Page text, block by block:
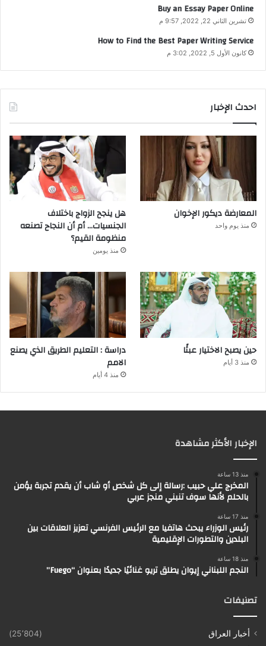
Buy an Essay Paper Online
تشرين الثاني 22, 2022, 9:57 م
How to Find the Best Paper Writing Service
كانون الأول 5, 2022, 3:02 م
احدث الإخبار
المعارضة ديكور الإخوان
منذ يوم واحد
هل ينجح الزواج باختلاف
الجنسيات… أم أن النجاح تصنعه
منظومة القيم؟
منذ يومين
حين يصبح الاختيار عبئًا
منذ 3 أيام
دراسة : التعليم الطريق الذي يصنع
الامم
منذ 4 أيام
الإخبار الأكثر مشاهدة
منذ 13 ساعة
المخرج علي حبيب :رسالة إلى كل شخص أو شاب أن يقدم تجربة يؤمن
بالحلم لأنها سوف تنبني منجز عربي
منذ 17 ساعة
رئيس الوزراء يبحث هاتفيا مع الرئيس الفرنسي تعزيز العلاقات بين
البلدين والتطورات الإقليمية
منذ 18 ساعة
النجم اللبناني إيوان يطلق تريو غنائيًا جديدًا بعنوان “Fuego”
تصنيفات
أخبار العراق
(25٬804)